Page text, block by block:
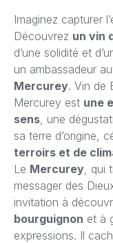
Imaginez capturer
Découvrez un vin
d’une solidité et
un ambassadeur
Mercurey. Vin de
Mercurey est une
sens , une
sa terre d’origine,
terroirs et de
Le Mercurey ,
messager des
invitation à
bourguignon et à
expressions. Il